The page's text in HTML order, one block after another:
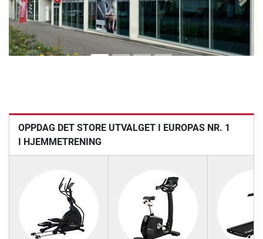
Previous Next
OPPDAG DET STORE UTVALGET I EUROPAS NR. 1
I HJEMMETRENING